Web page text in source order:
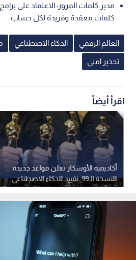
مدير كلمات المرور: الاعتماد على
كلمات معقدة وفريدة لكل حساب.
العالم الرقمي الذكاء الاصطناعي
تحذير امني
اقرأ أيضاً
أكاديمية الأوسكار تعلن قواعد جديدة
للنسخة الـ99: تقييد للذكاء الاصطناعي
وتعديلات في الترشيحات